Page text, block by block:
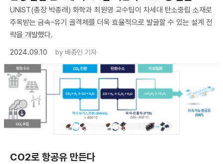
UNIST(총장 박종래) 화학과 최원영 교수팀이 차세대 탄소중립 소재로
주목받는 금속-유기 골격체를 더욱 효율적으로 발굴할 수 있는 설계 전
략을 개발했다.
2024.09.10
by 배종인 기자
CO2로 항공유 만든다